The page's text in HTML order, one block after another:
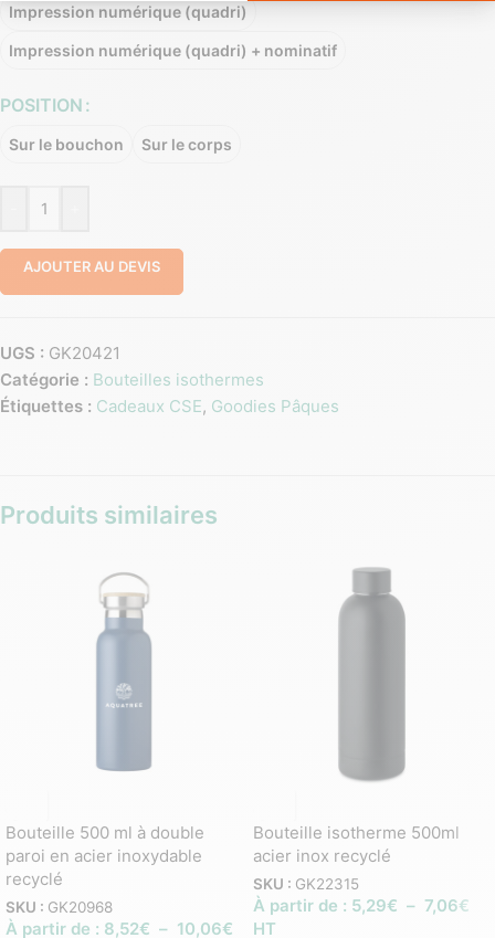
Impression numérique (quadri)
Impression numérique (quadri) + nominatif
POSITION
Sur le bouchon Sur le corps
AJOUTER AU DEVIS
UGS : GK20421
Catégorie : Bouteilles isothermes
Étiquettes : Cadeaux CSE, Goodies Pâques
Produits similaires
Bouteille 500 ml à double
paroi en acier inoxydable
recyclé
SKU : GK20968
À partir de : 8,52€ – 10,06€
Bouteille isotherme 500ml
acier inox recyclé
SKU : GK22315
À partir de : 5,29€ – 7,06€
HT